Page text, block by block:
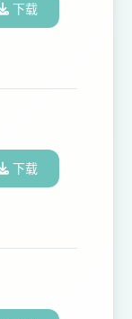
下载
下载